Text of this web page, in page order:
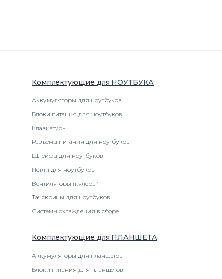
Комплектующие для НОУТБУКА
Аккумуляторы для ноутбуков
Блоки питания для ноутбуков
Клавиатуры
Разъемы питания для ноутбуков
Шлейфы для ноутбуков
Петли для ноутбуков
Вентиляторы (кулеры)
Тачскрины для ноутбуков
Системы охлаждения в сборе
Комплектующие для ПЛАНШЕТА
Аккумуляторы для планшетов
Блоки питания для планшетов